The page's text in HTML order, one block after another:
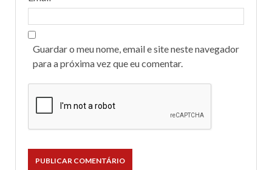
Guardar o meu nome, email e site neste navegador
para a próxima vez que eu comentar.